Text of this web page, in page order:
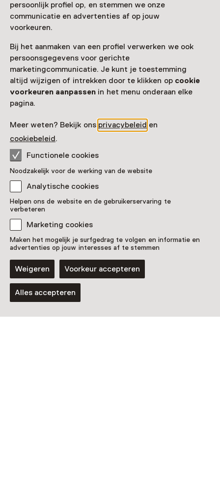
persoonlijk profiel op, en stemmen we onze
communicatie en advertenties af op jouw
voorkeuren.
Bij het aanmaken van een profiel verwerken we ook
persoonsgegevens voor gerichte
marketingcommunicatie. Je kunt je toestemming
altijd wijzigen of intrekken door te klikken op cookie
voorkeuren aanpassen in het menu onderaan elke
pagina.
Meer weten? Bekijk ons privacybeleid en
cookiebeleid.
Functionele cookies
Noodzakelijk voor de werking van de website
Analytische cookies
Helpen ons de website en de gebruikerservaring te
verbeteren
Marketing cookies
Maken het mogelijk je surfgedrag te volgen en informatie en
advertenties op jouw interesses af te stemmen
Weigeren Voorkeur accepteren
Alles accepteren
Museumkaart of ticket kopen
Museumkaart geldig
Leeftijd
Voor 5 t/m 18 jaar en volwassenen
Datum
T/m 20 september van 10:00 tot 18:00
Toon beschikbaarheid
Locatie
MU Hybrid Art House
Torenallee 40-06
5617 BD Eindhoven
Route plannen
Opent in een nieuw tabblad
040 - 29 61 663
Vandaag open van 10:00 tot 18:00 uur
Meer openingstijden